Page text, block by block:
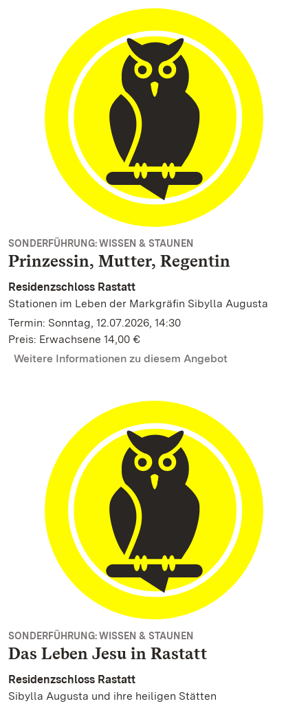
SONDERFÜHRUNG: WISSEN & STAUNEN
Prinzessin, Mutter, Regentin
Residenzschloss Rastatt
Stationen im Leben der Markgräfin Sibylla Augusta
Termin: Sonntag, 12.07.2026, 14:30
Preis: Erwachsene 14,00 €
Weitere Informationen zu diesem Angebot
SONDERFÜHRUNG: WISSEN & STAUNEN
Das Leben Jesu in Rastatt
Residenzschloss Rastatt
Sibylla Augusta und ihre heiligen Stätten